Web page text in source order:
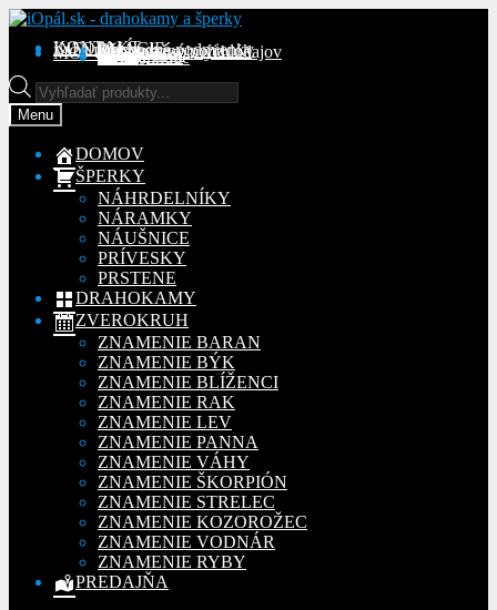
Preskočiť
navigáciu
Preskočiť
obsah
KONTAKT
INFORMÁCIE
Obchodné podmienky
Reklamačný poriadok
Ochrana osobných údajov
MÔJ ÚČETObjednávky
Adresy
Detaily účtu
Na stiahnutie
Products
search
Menu
DOMOV
ŠPERKY
NÁHRDELNÍKY
NÁRAMKY
NÁUŠNICE
PRÍVESKY
PRSTENE
DRAHOKAMY
ZVEROKRUH
ZNAMENIE BARAN
ZNAMENIE BÝK
ZNAMENIE BLÍŽENCI
ZNAMENIE RAK
ZNAMENIE LEV
ZNAMENIE PANNA
ZNAMENIE VÁHY
ZNAMENIE ŠKORPIÓN
ZNAMENIE STRELEC
ZNAMENIE KOZOROŽEC
ZNAMENIE VODNÁR
ZNAMENIE RYBY
PREDAJŇA